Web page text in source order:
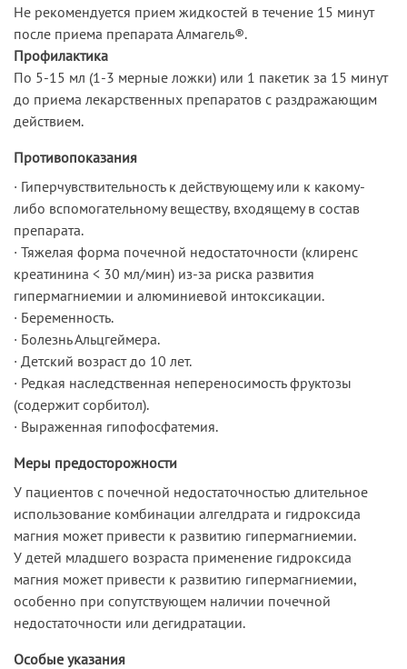
Не рекомендуется прием жидкостей в течение 15 минут
после приема препарата Алмагель®.
Профилактика
По 5-15 мл (1-3 мерные ложки) или 1 пакетик за 15 минут
до приема лекарственных препаратов с раздражающим
действием.
Противопоказания
· Гиперчувствительность к действующему или к какому-
либо вспомогательному веществу, входящему в состав
препарата.
· Тяжелая форма почечной недостаточности (клиренс
креатинина < 30 мл/мин) из-за риска развития
гипермагниемии и алюминиевой интоксикации.
· Беременность.
· Болезнь Альцгеймера.
· Детский возраст до 10 лет.
· Редкая наследственная непереносимость фруктозы
(содержит сорбитол).
· Выраженная гипофосфатемия.
Меры предосторожности
У пациентов с почечной недостаточностью длительное
использование комбинации алгелдрата и гидроксида
магния может привести к развитию гипермагниемии.
У детей младшего возраста применение гидроксида
магния может привести к развитию гипермагниемии,
особенно при сопутствующем наличии почечной
недостаточности или дегидратации.
Особые указания